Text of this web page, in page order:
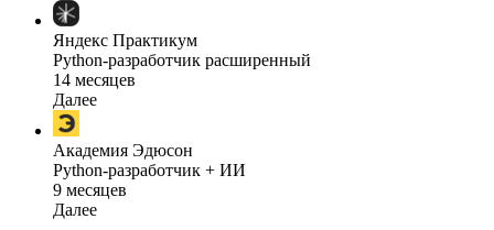
Яндекс Практикум
Python-разработчик расширенный
14 месяцев
Далее
Академия Эдюсон
Python-разработчик + ИИ
9 месяцев
Далее